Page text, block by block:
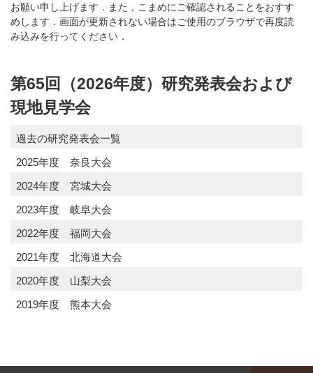
お願い申し上げます．また，こまめにご確認されることをおすす
めします．画面が更新されない場合はご使用のブラウザで再度読
み込みを行ってください．
第65回（2026年度）研究発表会および
現地見学会
過去の研究発表会一覧
2025年度 奈良大会
2024年度 宮城大会
2023年度 岐阜大会
2022年度 福岡大会
2021年度 北海道大会
2020年度 山梨大会
2019年度 熊本大会